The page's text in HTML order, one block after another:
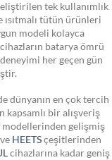
tek kullanımlık
tütün ürünleri
modeli kolayca
batarya ömrü
her geçen gün
dünyanın en çok tercih
kapsamlı bir alışveriş
modellerinden gelişmiş
ve HEETSçeşitlerinden
cihazlarına kadar geniş